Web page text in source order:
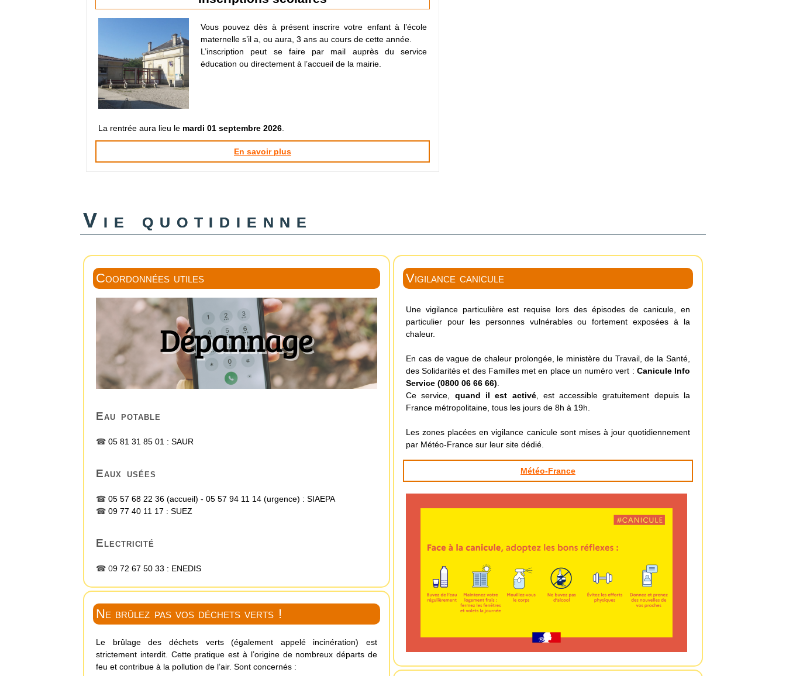
Vous pouvez dès à présent inscrire votre enfant à l’école
maternelle s’il a, ou aura, 3 ans au cours de cette année.
L’inscription peut se faire par mail auprès du service
éducation ou directement à l’accueil de la mairie.
La rentrée aura lieu le mardi 01 septembre 2026
En savoir plus
Vie quotidienne
Coordonnées utiles
Eau potable
☎ 05 81 31 85 01 : SAUR
Eaux usées
☎ 05 57 68 22 36 (accueil) - 05 57 94 11 14 (urgence) : SIAEPA
☎ 09 77 40 11 17 : SUEZ
Electricité
☎ 09 72 67 50 33 : ENEDIS
Ne brûlez pas vos déchets verts !
Le brûlage des déchets verts (également appelé incinération) est
strictement interdit. Cette pratique est à l’origine de nombreux départs de
feu et contribue à la pollution de l’air. Sont concernés :
Vigilance canicule
Une vigilance particulière est requise lors des épisodes de canicule, en
particulier pour les personnes vulnérables ou fortement exposées à la
chaleur.
En cas de vague de chaleur prolongée, le ministère du Travail, de la Santé,
des Solidarités et des Familles met en place un numéro vert : Canicule Info
Service (0800 06 66 66)
Ce service, quand il est activé, est accessible gratuitement depuis la
France métropolitaine, tous les jours de 8h à 19h.
Les zones placées en vigilance canicule sont mises à jour quotidiennement
par Météo-France sur leur site dédié.
Météo-France